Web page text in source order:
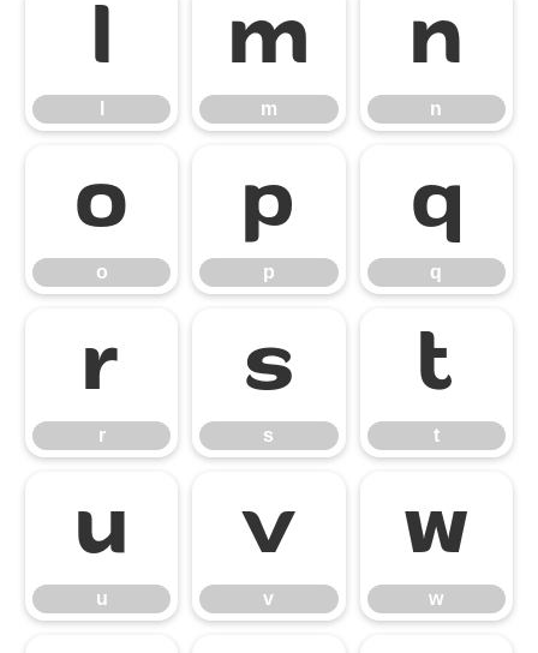
l m
m
n
n
o
o
p
p
q
q
r
r
s
s
t
t
u
u
v
v
w
w